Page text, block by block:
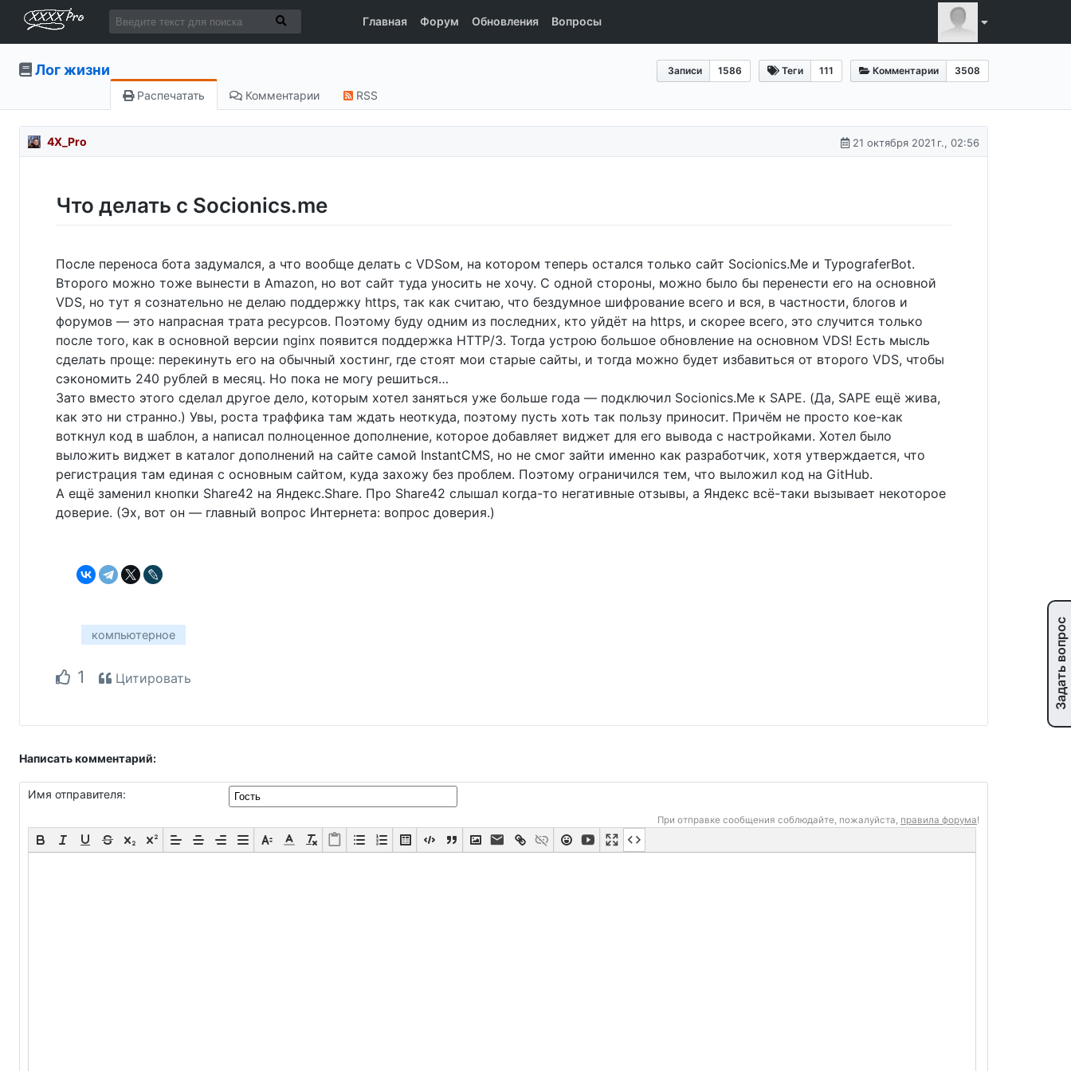
Главная Форум Обновления Вопросы
Записи 1586 Теги 111 Комментарии 3508
Лог жизни
Распечатать Комментарии RSS
4X_Pro 21 октября 2021 г., 02:56
Что делать с Socionics.me
После переноса бота задумался, а что вообще делать с VDSом, на котором теперь остался только сайт Socionics.Me и TypograferBot.
Второго можно тоже вынести в Amazon, но вот сайт туда уносить не хочу. С одной стороны, можно было бы перенести его на основной
VDS, но тут я сознательно не делаю поддержку https, так как считаю, что бездумное шифрование всего и вся, в частности, блогов и
форумов — это напрасная трата ресурсов. Поэтому буду одним из последних, кто уйдёт на https, и скорее всего, это случится только
после того, как в основной версии nginx появится поддержка HTTP/3. Тогда устрою большое обновление на основном VDS! Есть мысль
сделать проще: перекинуть его на обычный хостинг, где стоят мои старые сайты, и тогда можно будет избавиться от второго VDS, чтобы
сэкономить 240 рублей в месяц. Но пока не могу решиться…
Зато вместо этого сделал другое дело, которым хотел заняться уже больше года — подключил Socionics.Me к SAPE. (Да, SAPE ещё жива,
как это ни странно.) Увы, роста траффика там ждать неоткуда, поэтому пусть хоть так пользу приносит. Причём не просто кое-как
воткнул код в шаблон, а написал полноценное дополнение, которое добавляет виджет для его вывода с настройками. Хотел было
выложить виджет в каталог дополнений на сайте самой InstantCMS, но не смог зайти именно как разработчик, хотя утверждается, что
регистрация там единая с основным сайтом, куда захожу без проблем. Поэтому ограничился тем, что выложил код на GitHub.
А ещё заменил кнопки Share42 на Яндекс.Share. Про Share42 слышал когда-то негативные отзывы, а Яндекс всё-таки вызывает некоторое
доверие. (Эх, вот он — главный вопрос Интернета: вопрос доверия.)
компьютерное
1 Цитировать
Написать комментарий:
Имя отправителя:
При отправке сообщения соблюдайте, пожалуйста, правила форума!
Задать вопрос